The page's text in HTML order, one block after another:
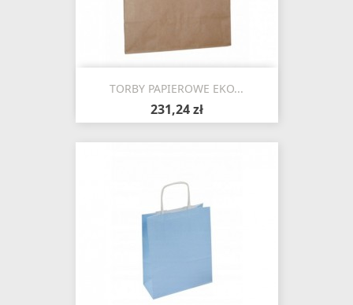
TORBY PAPIEROWE EKO...
231,24 zł